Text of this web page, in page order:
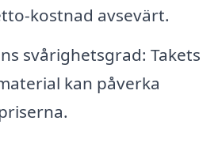
kostnad avsevärt.
svårighetsgrad: Takets
kan påverka